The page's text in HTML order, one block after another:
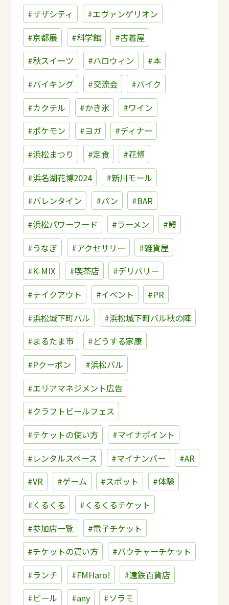
#ザザシティ
#エヴァンゲリオン
#京都展
#科学館
#古着屋
#秋スイーツ
#ハロウィン
#本
#バイキング
#交流会
#バイク
#カクテル
#かき氷
#ワイン
#ポケモン
#ヨガ
#ディナー
#浜松まつり
#定食
#花博
#浜名湖花博2024
#新川モール
#バレンタイン
#パン
#BAR
#浜松パワーフード
#ラーメン
#鰻
#うなぎ
#アクセサリー
#雑貨屋
#K-MIX
#喫茶店
#デリバリー
#テイクアウト
#イベント
#PR
#浜松城下町バル
#浜松城下町バル秋の陣
#まるたま市
#どうする家康
#Pクーポン
#浜松バル
#エリアマネジメント広告
#クラフトビールフェス
#チケットの使い方
#マイナポイント
#レンタルスペース
#マイナンバー
#AR
#VR
#ゲーム #スポット
#体験
#くるくる
#くるくるチケット
#参加店一覧
#電子チケット
#チケットの買い方
#バウチャーチケット
#ランチ
#FMHaro!
#遠鉄百貨店
#ビール
#any
#ソラモ